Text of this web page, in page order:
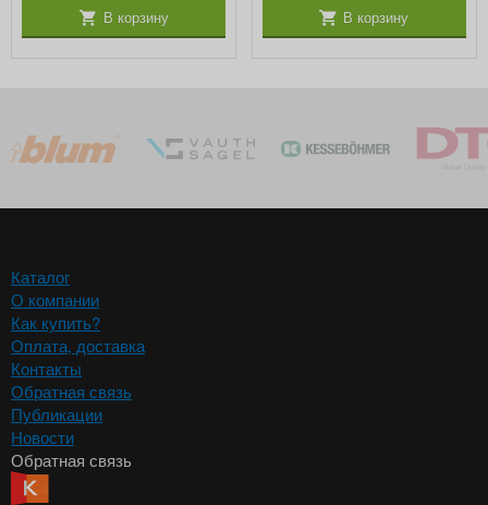
В корзину В корзину
Каталог
О компании
Как купить?
Оплата, доставка
Контакты
Обратная связь
Публикации
Новости
Обратная связь